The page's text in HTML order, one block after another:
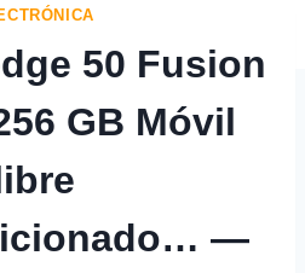
50 Fusion
GB Móvil
—